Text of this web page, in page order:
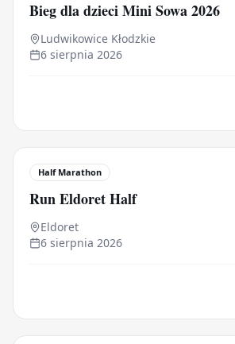
Bieg dla dzieci Mini Sowa 2026
Ludwikowice Kłodzkie
6 sierpnia 2026
Half Marathon
Run Eldoret Half
Eldoret
6 sierpnia 2026